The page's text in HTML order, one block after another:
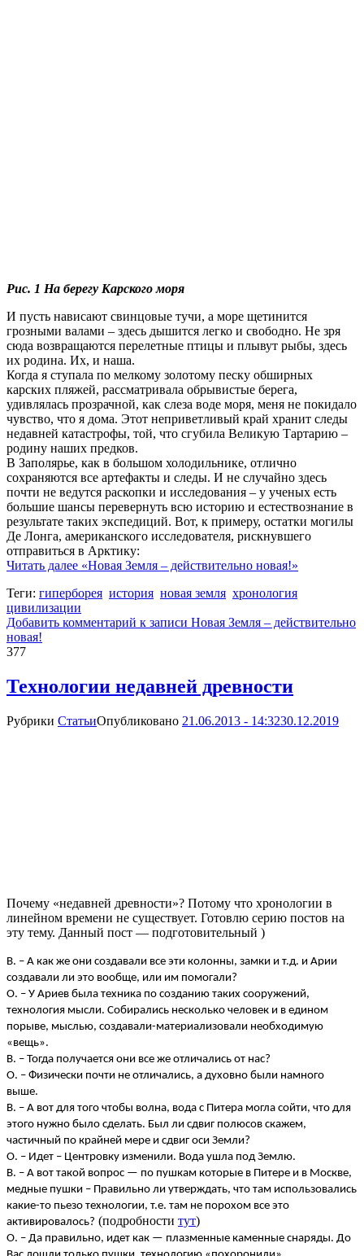
Рис. 1 На берегу Карского моря
И пусть нависают свинцовые тучи, а море щетинится
грозными валами – здесь дышится легко и свободно. Не зря
сюда возвращаются перелетные птицы и плывут рыбы, здесь
их родина. Их, и наша.
Когда я ступала по мелкому золотому песку обширных
карских пляжей, рассматривала обрывистые берега,
удивлялась прозрачной, как слеза воде моря, меня не покидало
чувство, что я дома. Этот неприветливый край хранит следы
недавней катастрофы, той, что сгубила Великую Тартарию –
родину наших предков.
В Заполярье, как в большом холодильнике, отлично
сохраняются все артефакты и следы. И не случайно здесь
почти не ведутся раскопки и исследования – у ученых есть
большие шансы перевернуть всю историю и естествознание в
результате таких экспедиций. Вот, к примеру, остатки могилы
Де Лонга, американского исследователя, рискнувшего
отправиться в Арктику:
Читать далее «Новая Земля – действительно новая!»
Теги: гиперборея история новая земля хронология
цивилизации
Добавить комментарий к записи Новая Земля – действительно
новая!
377
Технологии недавней древности
Рубрики СтатьиОпубликовано 21.06.2013 - 14:3230.12.2019
Почему «недавней древности»? Потому что хронологии в
линейном времени не существует. Готовлю серию постов на
эту тему. Данный пост — подготовительный )
В. – А как же они создавали все эти колонны, замки и т.д. и Арии
создавали ли это вообще, или им помогали?
О. – У Ариев была техника по созданию таких сооружений,
технология мысли. Собирались несколько человек и в едином
порыве, мыслью, создавали-материализовали необходимую
«вещь».
В. – Тогда получается они все же отличались от нас?
О. – Физически почти не отличались, а духовно были намного
выше.
В. – А вот для того чтобы волна, вода с Питера могла сойти, что для
этого нужно было сделать. Был ли сдвиг полюсов скажем,
частичный по крайней мере и сдвиг оси Земли?
О. – Идет – Центровку изменили. Вода ушла под Землю.
В. – А вот такой вопрос — по пушкам которые в Питере и в Москве,
медные пушки – Правильно ли утверждать, что там использовались
какие-то пьезо технологии, т.е. там не порохом все это
активировалось? (подробности тут)
О. – Да правильно, идет как — плазменные каменные снаряды. До